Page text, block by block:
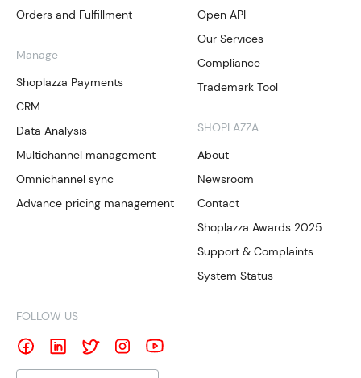
Orders and Fulfillment
Manage
Shoplazza Payments
CRM
Data Analysis
Multichannel management
Omnichannel sync
Advance pricing management
Open API
Our Services
Compliance
Trademark Tool
SHOPLAZZA
About
Newsroom
Contact
Shoplazza Awards 2025
Support & Complaints
System Status
FOLLOW US